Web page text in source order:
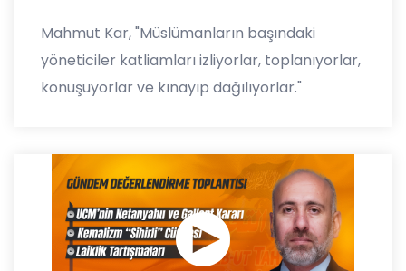
Mahmut Kar, "Müslümanların başındaki
yöneticiler katliamları izliyorlar, toplanıyorlar,
konuşuyorlar ve kınayıp dağılıyorlar."